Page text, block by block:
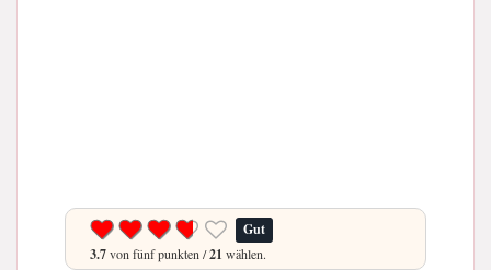
Gut
3.7von fünf punkten /21 wählen.